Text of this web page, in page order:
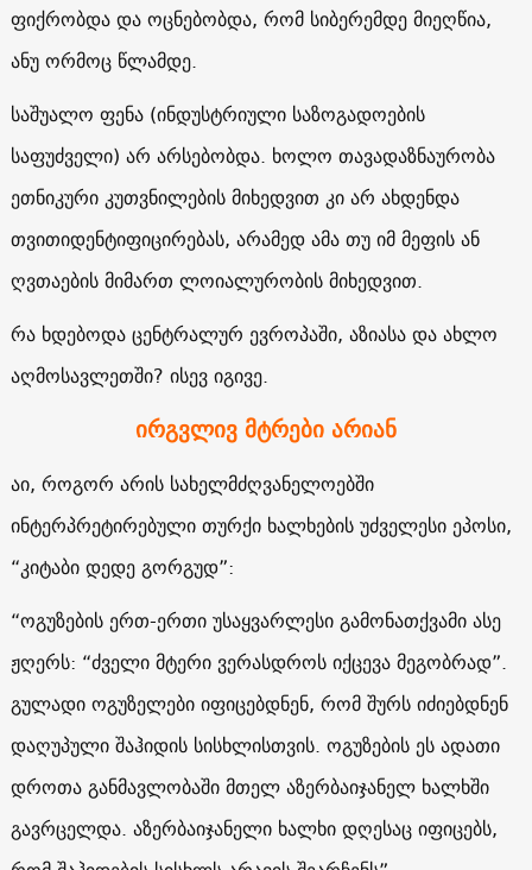
ფიქრობდა და ოცნებობდა, რომ სიბერემდე მიეღწია,
ანუ ორმოც წლამდე.
საშუალო ფენა (ინდუსტრიული საზოგადოების
საფუძველი) არ არსებობდა. ხოლო თავადაზნაურობა
ეთნიკური კუთვნილების მიხედვით კი არ ახდენდა
თვითიდენტიფიცირებას, არამედ ამა თუ იმ მეფის ან
ღვთაების მიმართ ლოიალურობის მიხედვით.
რა ხდებოდა ცენტრალურ ევროპაში, აზიასა და ახლო
აღმოსავლეთში? ისევ იგივე.
ირგვლივ მტრები არიან
აი, როგორ არის სახელმძღვანელოებში
ინტერპრეტირებული თურქი ხალხების უძველესი ეპოსი,
“კიტაბი დედე გორგუდ”:
“ოგუზების ერთ-ერთი უსაყვარლესი გამონათქვამი ასე
ჟღერს: “ძველი მტერი ვერასდროს იქცევა მეგობრად”.
გულადი ოგუზელები იფიცებდნენ, რომ შურს იძიებდნენ
დაღუპული შაჰიდის სისხლისთვის. ოგუზების ეს ადათი
დროთა განმავლობაში მთელ აზერბაიჯანელ ხალხში
გავრცელდა. აზერბაიჯანელი ხალხი დღესაც იფიცებს,